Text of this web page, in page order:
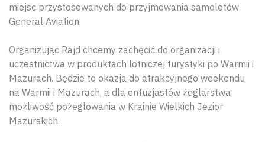
miejsc przystosowanych do przyjmowania samolotów
General Aviation.
Organizując Rajd chcemy zachęcić do organizacji i
uczestnictwa w produktach lotniczej turystyki po Warmii i
Mazurach. Będzie to okazja do atrakcyjnego weekendu
na Warmii i Mazurach, a dla entuzjastów żeglarstwa
możliwość pożeglowania w Krainie Wielkich Jezior
Mazurskich.